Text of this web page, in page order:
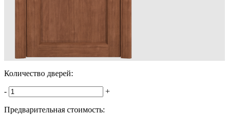
Количество дверей:
- +
Предварительная стоимость: